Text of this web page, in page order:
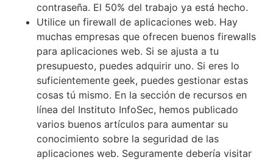
contraseña. El 50% del trabajo ya está hecho.
Utilice un firewall de aplicaciones web. Hay
muchas empresas que ofrecen buenos firewalls
para aplicaciones web. Si se ajusta a tu
presupuesto, puedes adquirir uno. Si eres lo
suficientemente geek, puedes gestionar estas
cosas tú mismo. En la sección de recursos en
línea del Instituto InfoSec, hemos publicado
varios buenos artículos para aumentar su
conocimiento sobre la seguridad de las
aplicaciones web. Seguramente debería visitar